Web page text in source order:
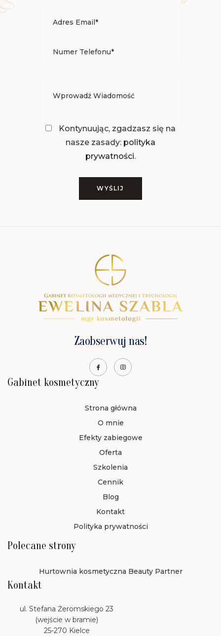
Kontynuując, zgadzasz się na
nasze zasady: polityka
prywatności.
WYŚLIJ
Gabinet kosmetyczny
Strona główna
O mnie
Efekty zabiegowe
Oferta
Szkolenia
Cennik
Blog
Kontakt
Polityka prywatności
Polecane strony
Hurtownia kosmetyczna Beauty Partner
Zaobserwuj nas!
Kontakt
ul. Stefana Żeromskiego 23
(wejście w bramie)
25-270 Kielce